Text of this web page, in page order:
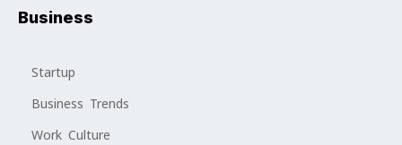
Business
Startup
Business Trends
Work Culture